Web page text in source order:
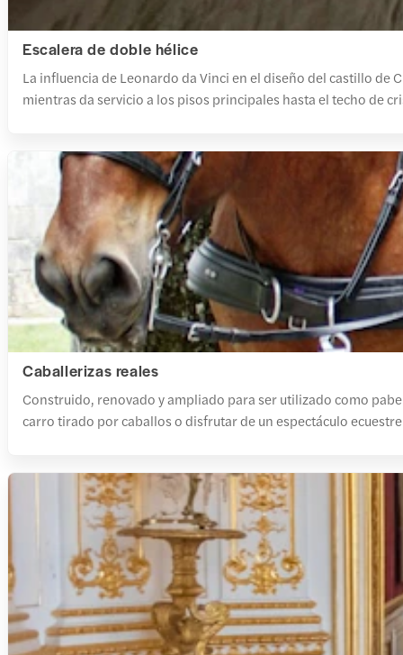
Escalera de doble hélice
La influencia de Leonardo da Vinci en el diseño del castillo de
mientras da servicio a los pisos principales hasta el techo de
Caballerizas reales
Construido, renovado y ampliado para ser utilizado como
carro tirado por caballos o disfrutar de un espectáculo